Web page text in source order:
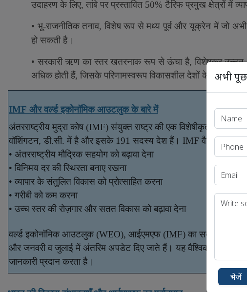
उदाहरण के लिए, तांबे पर प्रस्तावित 50% टैरिफ प्रमुख क्षेत्रों में
• भू-राजनीतिक तनाव, विशेष रूप से मध्य पूर्व और यूक्रेन में जो
हो सकती है।
• सरकारी ऋण का स्तर खतरनाक रूप से ऊंचा है, विशेषकर उन्नत
अधिक होती हैं, जिसके परिणामस्वरूप विकासशील देशों के लिए
IMF और वर्ल्ड इकोनॉमिक आउटलुक के बारे में
अंतरराष्ट्रीय मुद्रा कोष (IMF) संयुक्त राष्ट्र की एक विशेषीकृत एजेंसी है,
वॉशिंगटन, डी.सी. में है और इसके 191 सदस्य देश हैं। IMF वैश्विक
• अंतरराष्ट्रीय मौद्रिक सहयोग को बढ़ावा देना
• विनिमय दर की स्थिरता बनाए रखना
• व्यापार के संतुलित विकास को प्रोत्साहित करना
• गरीबी को कम करना
• उच्च स्तर की रोज़गार और सतत विकास को बढ़ावा देना
वर्ल्ड इकोनॉमिक आउटलुक (WEO), आईएमएफ (IMF) का सबसे महत्वपूर्ण
और जनवरी व जुलाई में अंतरिम अपडेट दिए जाते हैं। यह वैश्विक अर्थव्यवस्था
जानकारी प्रदान करता है।
अभी
भेजें